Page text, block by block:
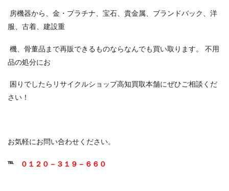
房機器から、金・プラチナ、宝石、貴金属、ブランドバック、洋
服、古着、建設重
機、骨董品まで再販できるものならなんでも買い取ります。 不用
品の処分にお
困りでしたらリサイクルショップ高知買取本舗にぜひご相談くだ
さい！
お気軽にお問い合わせください。
℡ ０１２０－３１９－６６０